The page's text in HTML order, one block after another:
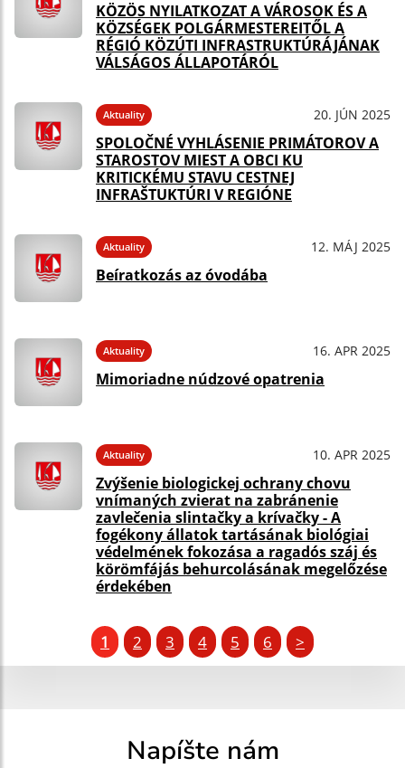
KÖZÖS NYILATKOZAT A VÁROSOK ÉS A
KÖZSÉGEK POLGÁRMESTEREITŐL A
RÉGIÓ KÖZÚTI INFRASTRUKTÚRÁJÁNAK
VÁLSÁGOS ÁLLAPOTÁRÓL
Aktuality 20. JÚN 2025
SPOLOČNÉ VYHLÁSENIE PRIMÁTOROV A
STAROSTOV MIEST A OBCI KU
KRITICKÉMU STAVU CESTNEJ
INFRAŠTUKTÚRI V REGIÓNE
Aktuality 12. MÁJ 2025
Beíratkozás az óvodába
Aktuality 16. APR 2025
Mimoriadne núdzové opatrenia
Aktuality 10. APR 2025
Zvýšenie biologickej ochrany chovu
vnímaných zvierat na zabránenie
zavlečenia slintačky a krívačky - A
fogékony állatok tartásának biológiai
védelmének fokozása a ragadós száj és
körömfájás behurcolásának megelőzése
érdekében
1 2 3 4 5 6 >
Napíšte nám